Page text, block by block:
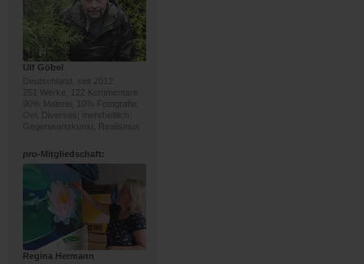
Ulf Göbel
Deutschland, seit 2012
251 Werke, 122 Kommentare
90% Malerei, 10% Fotografie;
Oel, Diverses; mehrheitlich:
Gegenwartskunst, Realismus
pro-Mitgliedschaft:
Regina Hermann